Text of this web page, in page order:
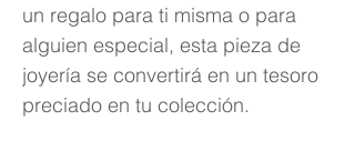
un regalo para ti misma o para
alguien especial, esta pieza de
joyería se convertirá en un tesoro
preciado en tu colección.